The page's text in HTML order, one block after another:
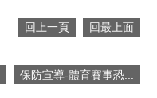
回上一頁 回最上面
保防宣導-體育賽事恐...